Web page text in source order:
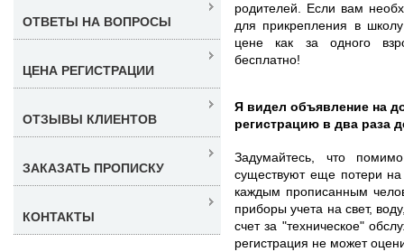
родителей. Если вам
для прикрепления в
цене как за одного
бесплатно!
Я видел объявление на
регистрацию в два раза
Задумайтесь, что
существуют еще потери
каждым прописанным
приборы учета на свет,
счет за "техническое"
регистрация не может
ОТВЕТЫ НА ВОПРОСЫ
ЦЕНА РЕГИСТРАЦИИ
ОТЗЫВЫ КЛИЕНТОВ
ЗАКАЗАТЬ ПРОПИСКУ
КОНТАКТЫ